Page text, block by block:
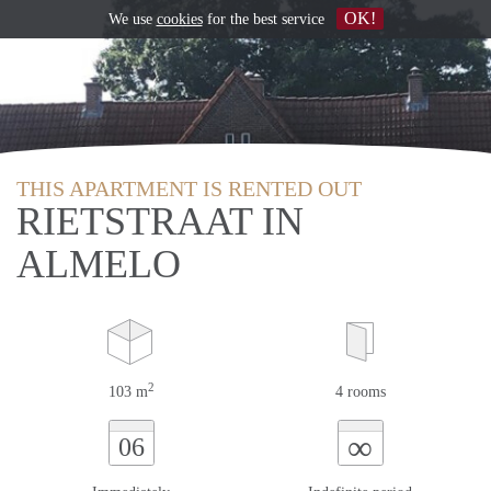
THIS APARTMENT IS RENTED OUT
RIETSTRAAT IN
ALMELO
103 m2 4 rooms
06 ∞
We use cookiesfor the best service OK!